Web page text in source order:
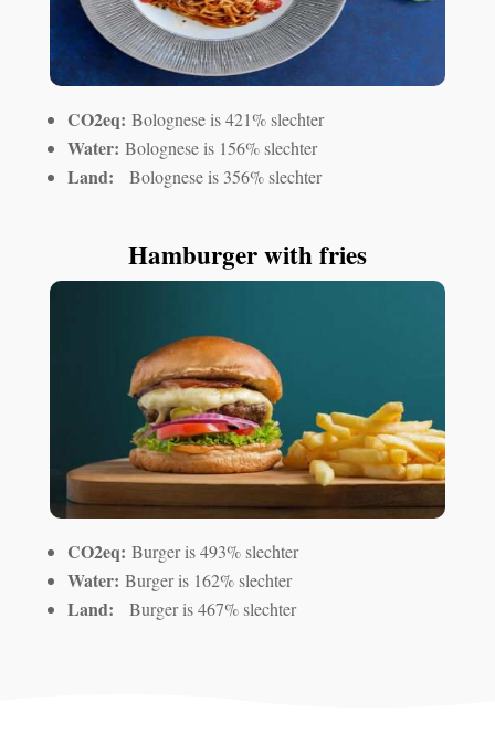
CO2eq: Bolognese is 421% slechter
Water: Bolognese is 156% slechter
Land: Bolognese is 356% slechter
Hamburger with fries
CO2eq: Burger is 493% slechter
Water: Burger is 162% slechter
Land: Burger is 467% slechter